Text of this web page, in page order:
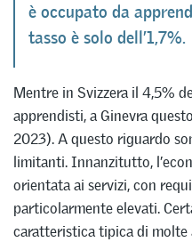
è occupato da
tasso è solo dell’1,7%.
Mentre in Svizzera il 4,5%
apprendisti, a Ginevra
2023). A questo riguardo
limitanti. Innanzitutto,
orientata ai servizi, con
particolarmente elevati.
caratteristica tipica di molte